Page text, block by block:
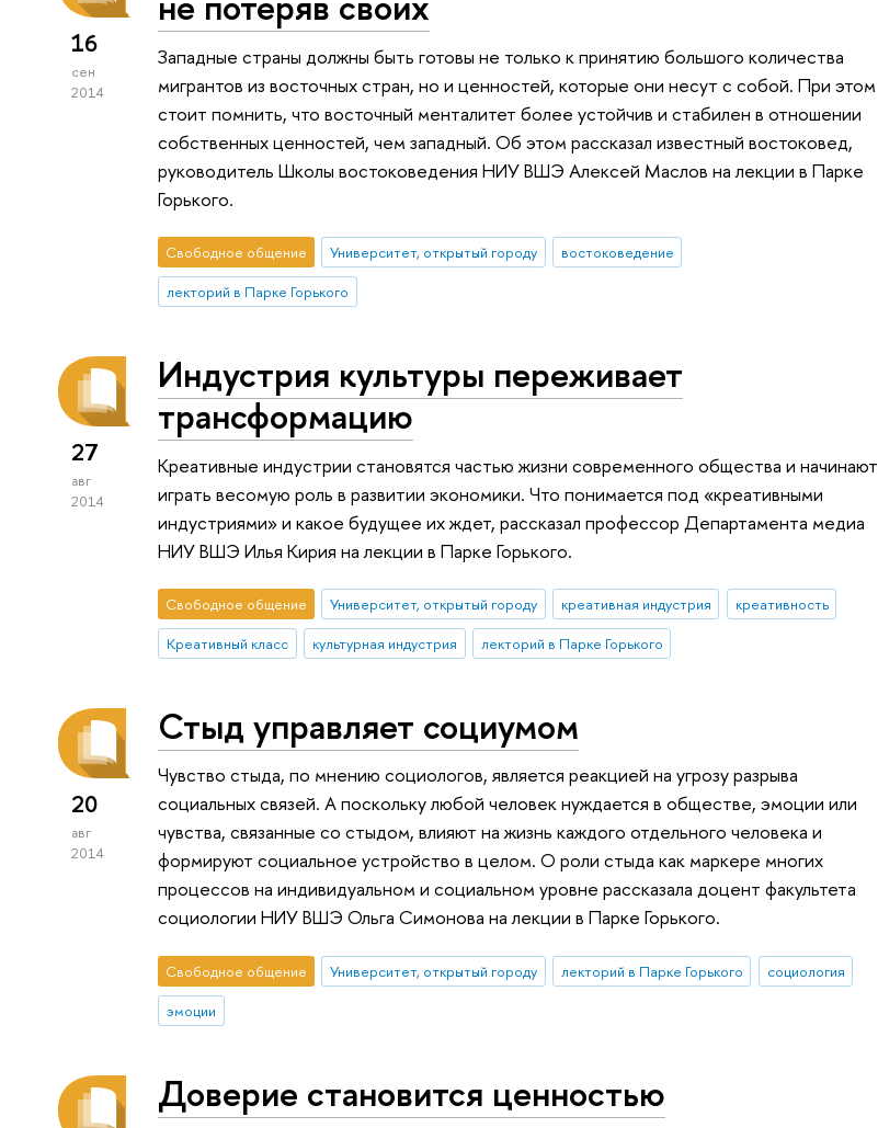
16
сен
2014
Западные страны должны быть готовы не только к принятию большого количества
мигрантов из восточных стран, но и ценностей, которые они несут с собой. При этом
стоит помнить, что восточный менталитет более устойчив и стабилен в отношении
собственных ценностей, чем западный. Об этом рассказал известный востоковед,
руководитель Школы востоковедения НИУ ВШЭ Алексей Маслов на лекции в Парке
Горького.
Свободное общение Университет, открытый городу
востоковедение
лекторий в Парке Горького
27
авг
2014
Индустрия культуры переживает
трансформацию
Креативные индустрии становятся частью жизни современного общества и начинают
играть весомую роль в развитии экономики. Что понимается под «креативными
индустриями» и какое будущее их ждет, рассказал профессор Департамента медиа
НИУ ВШЭ Илья Кирия на лекции в Парке Горького.
Свободное общение Университет, открытый городу креативная индустрия
креативность
Креативный класс
культурная индустрия лекторий в Парке Горького
20
авг
2014
Стыд управляет социумом
Чувство стыда, по мнению социологов, является реакцией на угрозу разрыва
социальных связей. А поскольку любой человек нуждается в обществе, эмоции или
чувства, связанные со стыдом, влияют на жизнь каждого отдельного человека и
формируют социальное устройство в целом. О роли стыда как маркере многих
процессов на индивидуальном и социальном уровне рассказала доцент факультета
социологии НИУ ВШЭ Ольга Симонова на лекции в Парке Горького.
Свободное общение Университет, открытый городу лекторий в Парке Горького
социология
эмоции
Доверие становится ценностью